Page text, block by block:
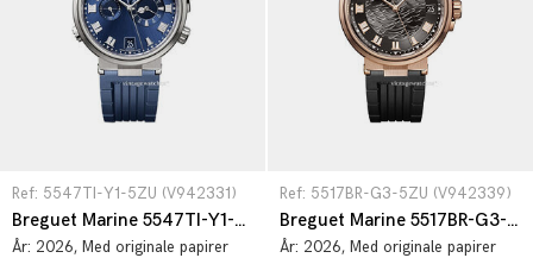
Ref: 5547TI-Y1-5ZU (V942331)
Breguet Marine 5547TI-Y1-5ZU
År: 2026, Med originale papirer
Ref: 5517BR-G3-5ZU (V942339)
Breguet Marine 5517BR-G3-5ZU
År: 2026, Med originale papirer